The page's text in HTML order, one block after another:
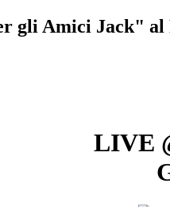
gli Amici Jack"
LIVE